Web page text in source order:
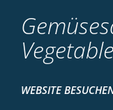
WEBSITE